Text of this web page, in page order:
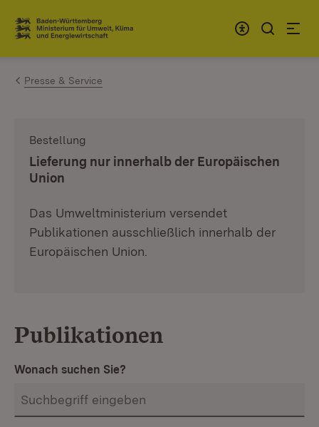
Zum Inhalt springen
Link zur Startseite
Presse & Service
Bestellung
Lieferung nur innerhalb der Europäischen
Union
Das Umweltministerium versendet
Publikationen ausschließlich innerhalb der
Europäischen Union.
Publikationen
Wonach suchen Sie?